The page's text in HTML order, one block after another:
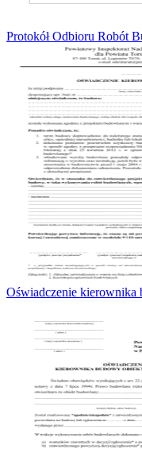
Protokół Odbioru Robót
Oświadczenie kierownika